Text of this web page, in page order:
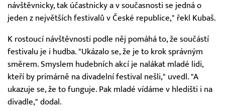
návštěvnicky, tak účastnicky a v současnosti se jedná o
jeden z největších festivalů v České republice," řekl Kubaš.
K rostoucí návštěvnosti podle něj pomáhá to, že součástí
festivalu je i hudba. "Ukázalo se, že je to krok správným
směrem. Smyslem hudebních akcí je nalákat mladé lidi,
kteří by primárně na divadelní festival nešli," uvedl. "A
ukazuje se, že to funguje. Pak mladé vídáme v hledišti i na
divadle," dodal.